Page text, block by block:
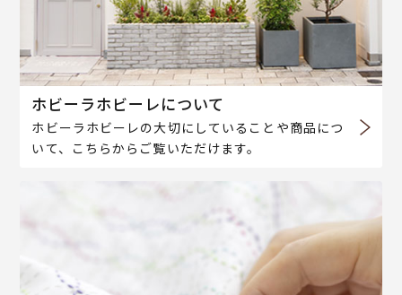
ホビーラホビーレについて
ホビーラホビーレの大切にしていることや商品につ
いて、こちらからご覧いただけます。